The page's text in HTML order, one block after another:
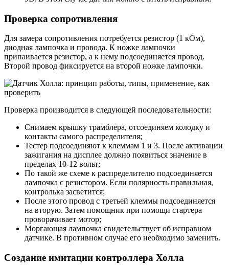
Проверка сопротивления
Для замера сопротивления потребуется резистор (1 кОм),
диодная лампочка и провода. К ножке лампочки
припаивается резистор, а к нему подсоединяется провод.
Второй провод фиксируется на второй ножке лампочки.
Проверка производится в следующей последовательности:
Снимаем крышку трамблера, отсоединяем колодку и
контакты самого распределителя;
Тестер подсоединяют к клеммам 1 и 3. После активации
зажигания на дисплее должно появиться значение в
пределах 10-12 вольт;
По такой же схеме к распределителю подсоединяется
лампочка с резистором. Если полярность правильная,
контролька засветится;
После этого провод с третьей клеммы подсоединяется
на вторую. Затем помощник при помощи стартера
проворачивает мотор;
Моргающая лампочка свидетельствует об исправном
датчике. В противном случае его необходимо заменить.
Создание имитации контроллера Холла